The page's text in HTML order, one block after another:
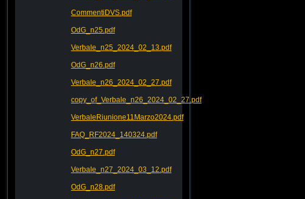
CommentiDVS.pdf
OdG_n25.pdf
Verbale_n25_2024_02_13.pdf
OdG_n26.pdf
Verbale_n26_2024_02_27.pdf
copy_of_Verbale_n26_2024_02_27.pdf
VerbaleRiunione11Marzo2024.pdf
FAQ_RF2024_140324.pdf
OdG_n27.pdf
Verbale_n27_2024_03_12.pdf
OdG_n28.pdf